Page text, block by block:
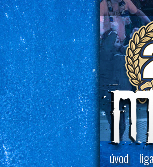
úvod liga